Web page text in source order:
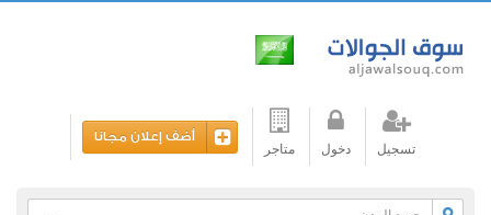
تسجيل دخول متاجر
أضف إعلان مجانا